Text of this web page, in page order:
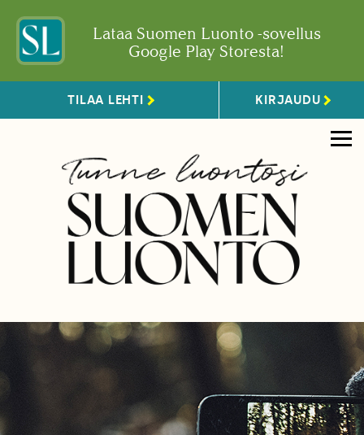
Lataa Suomen Luonto -sovellus
Google Play Storesta!
TILAA LEHTI KIRJAUDU